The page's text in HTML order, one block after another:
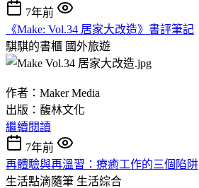
7年前
《Make: Vol.34 居家大改造》書評筆記
騏騏的書櫃 國外旅遊
作者：Maker Media
出版：馥林文化
繼續閱讀
7年前
再體驗與再溫習：療癒工作的三個陷阱
生活點滴隨筆 生活綜合